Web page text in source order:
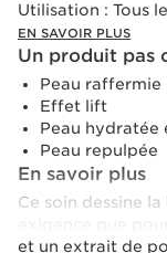
Utilisation : Tous
EN SAVOIR PLUS
Un produit pas
Peau raffermie
Effet lift
Peau hydratée
Peau repulpée
En savoir plus
Ce soin dessine
exigence que
et un extrait de